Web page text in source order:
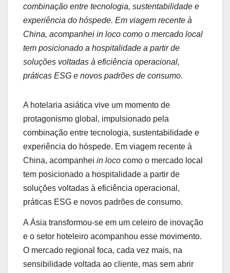
combinação entre tecnologia, sustentabilidade e
experiência do hóspede. Em viagem recente à
China, acompanhei in loco como o mercado local
tem posicionado a hospitalidade a partir de
soluções voltadas à eficiência operacional,
práticas ESG e novos padrões de consumo.
A hotelaria asiática vive um momento de
protagonismo global, impulsionado pela
combinação entre tecnologia, sustentabilidade e
experiência do hóspede. Em viagem recente à
China, acompanhei in loco como o mercado local
tem posicionado a hospitalidade a partir de
soluções voltadas à eficiência operacional,
práticas ESG e novos padrões de consumo.
A Ásia transformou-se em um celeiro de inovação
e o setor hoteleiro acompanhou esse movimento.
O mercado regional foca, cada vez mais, na
sensibilidade voltada ao cliente, mas sem abrir